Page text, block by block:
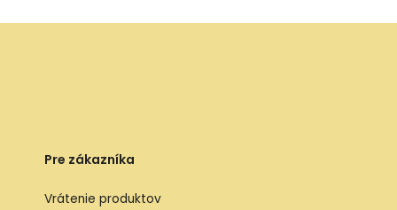
Pre zákazníka
Vrátenie produktov